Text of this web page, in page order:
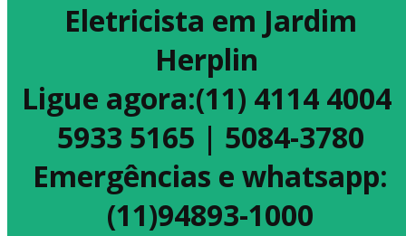
Eletricista em Jardim
Herplin
Ligue agora:(11) 4114 4004
5933 5165 | 5084-3780
Emergências e whatsapp:
(11)94893-1000